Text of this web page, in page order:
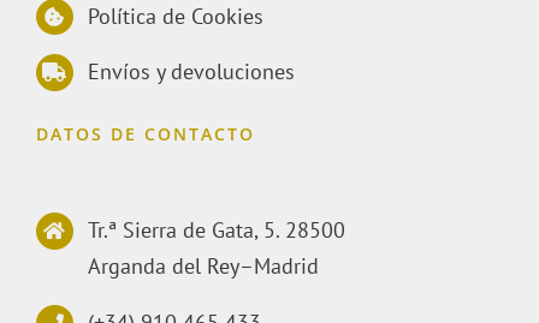
Política de Cookies
Envíos y devoluciones
DATOS DE CONTACTO
Tr.ª Sierra de Gata, 5. 28500
Arganda del Rey–Madrid